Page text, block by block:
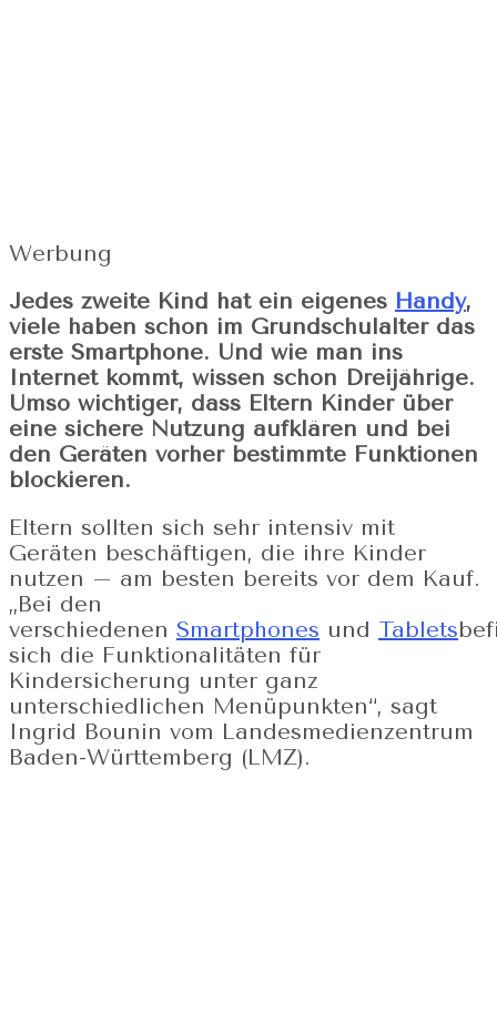
Werbung
Jedes zweite Kind hat ein eigenes Handy,
viele haben schon im Grundschulalter das
erste Smartphone. Und wie man ins
Internet kommt, wissen schon Dreijährige.
Umso wichtiger, dass Eltern Kinder über
eine sichere Nutzung aufklären und bei
den Geräten vorher bestimmte Funktionen
blockieren.
Eltern sollten sich sehr intensiv mit
Geräten beschäftigen, die ihre Kinder
nutzen – am besten bereits vor dem Kauf.
„Bei den
verschiedenen Smartphones und Tablets
sich die Funktionalitäten für
Kindersicherung unter ganz
unterschiedlichen Menüpunkten“, sagt
Ingrid Bounin vom Landesmedienzentrum
Baden-Württemberg (LMZ).